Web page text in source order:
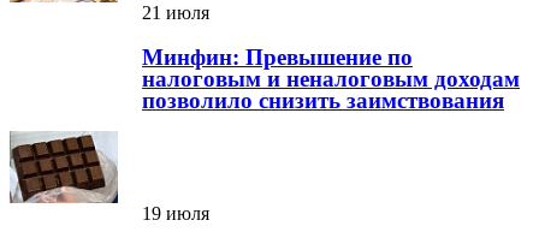
21 июля
Минфин: Превышение по
налоговым и неналоговым доходам
позволило снизить заимствования
19 июля